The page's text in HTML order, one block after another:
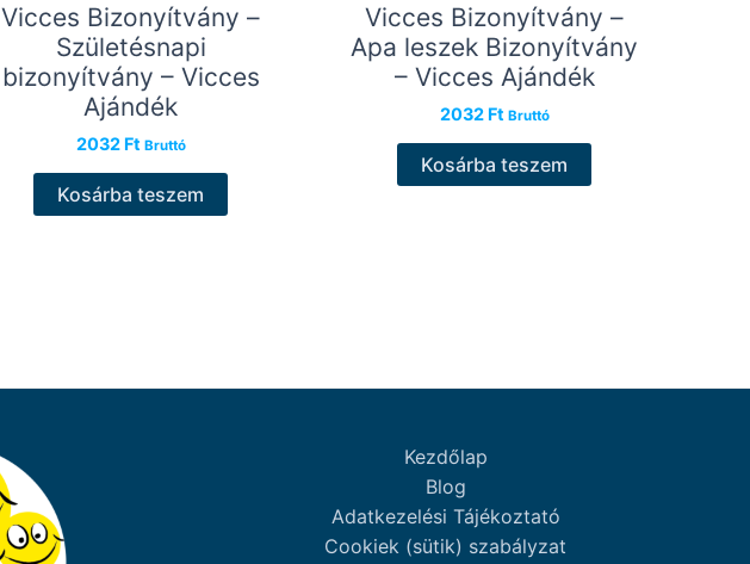
Vicces Bizonyítvány –
Születésnapi
bizonyítvány – Vicces
Ajándék
2032 Ft Bruttó
Kosárba teszem
Vicces Bizonyítvány –
Apa leszek Bizonyítvány
– Vicces Ajándék
2032 Ft Bruttó
Kosárba teszem
Kezdőlap
Blog
Adatkezelési Tájékoztató
Cookiek (sütik) szabályzat